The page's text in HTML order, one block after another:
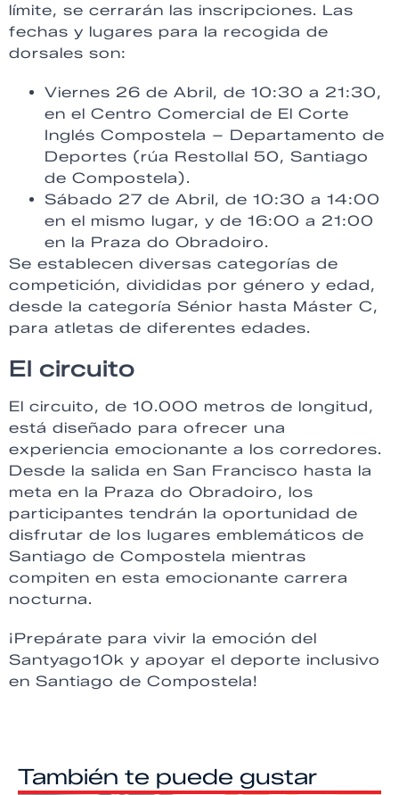
límite, se cerrarán las inscripciones. Las
fechas y lugares para la recogida de
dorsales son:
Viernes 26 de Abril, de 10:30 a 21:30,
en el Centro Comercial de El Corte
Inglés Compostela – Departamento de
Deportes (rúa Restollal 50, Santiago
de Compostela).
Sábado 27 de Abril, de 10:30 a 14:00
en el mismo lugar, y de 16:00 a 21:00
en la Praza do Obradoiro.
Se establecen diversas categorías de
competición, divididas por género y edad,
desde la categoría Sénior hasta Máster C,
para atletas de diferentes edades.
El circuito
El circuito, de 10.000 metros de longitud,
está diseñado para ofrecer una
experiencia emocionante a los corredores.
Desde la salida en San Francisco hasta la
meta en la Praza do Obradoiro, los
participantes tendrán la oportunidad de
disfrutar de los lugares emblemáticos de
Santiago de Compostela mientras
compiten en esta emocionante carrera
nocturna.
¡Prepárate para vivir la emoción del
Santyago10k y apoyar el deporte inclusivo
en Santiago de Compostela!
También te puede gustar